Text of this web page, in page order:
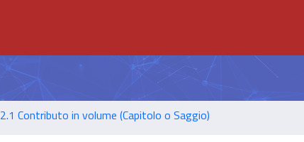
2.1 Contributo in volume (Capitolo o Saggio)